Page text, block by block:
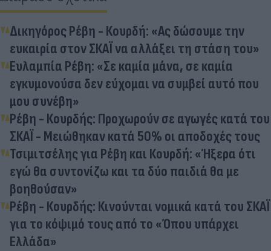
Δικηγόρος Ρέβη - Κουρδή: «Ας δώσουμε την
ευκαιρία στον ΣΚΑΪ να αλλάξει τη στάση του»
Ευλαμπία Ρέβη: «Σε καμία μάνα, σε καμία
εγκυμονούσα δεν εύχομαι να συμβεί αυτό που
μου συνέβη»
Ρέβη - Κουρδής: Προχωρούν σε αγωγές κατά του
ΣΚΑΪ - Μειώθηκαν κατά 50% οι αποδοχές τους
Τσιμιτσέλης για Ρέβη και Κουρδή: «Ήξερα ότι
εγώ θα συντονίζω και τα δύο παιδιά θα με
βοηθούσαν»
Ρέβη - Κουρδής: Κινούνται νομικά κατά του ΣΚΑΪ
για το κόψιμό τους από το «Όπου υπάρχει
Ελλάδα»